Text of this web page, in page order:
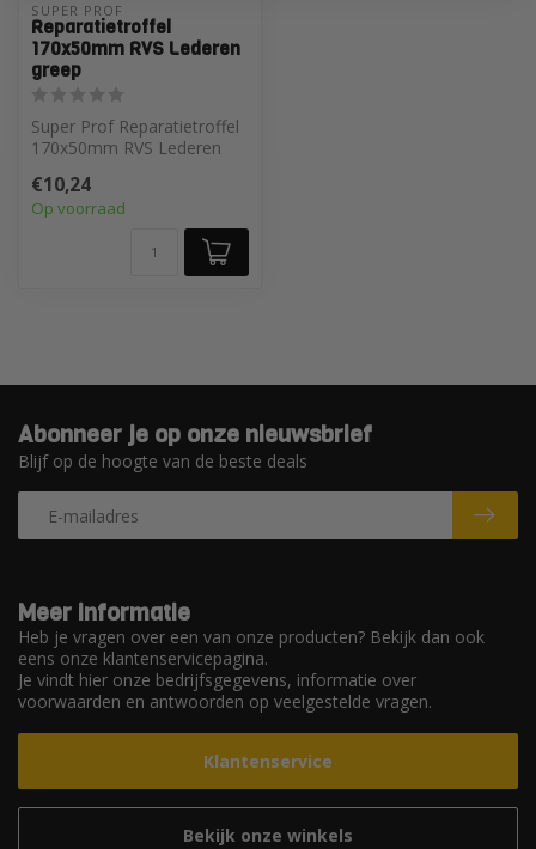
SUPER PROF
Reparatietroffel
170x50mm RVS Lederen
greep
Super Prof Reparatietroffel
170x50mm RVS Lederen
€10,24
Op voorraad
Meer informatie
Heb je vragen over een van onze producten? Bekijk dan ook
eens onze klantenservicepagina.
Je vindt hier onze bedrijfsgegevens, informatie over
voorwaarden en antwoorden op veelgestelde vragen.
Klantenservice
Bekijk onze winkels
Abonneer je op onze nieuwsbrief
Blijf op de hoogte van de beste deals